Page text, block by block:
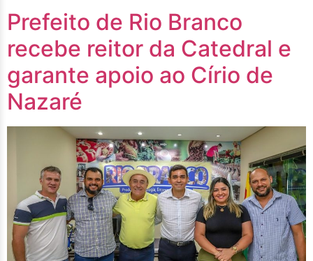
Prefeito de Rio Branco
recebe reitor da Catedral e
garante apoio ao Círio de
Nazaré